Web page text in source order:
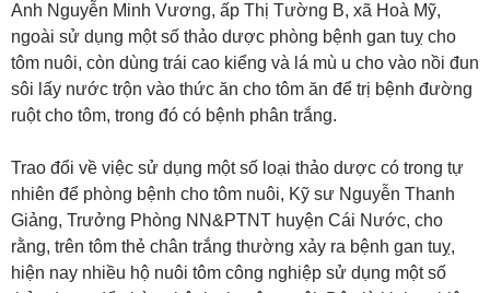
Anh Nguyễn Minh Vương, ấp Thị Tường B, xã Hoà Mỹ,
ngoài sử dụng một số thảo dược phòng bệnh gan tuỵ cho
tôm nuôi, còn dùng trái cao kiểng và lá mù u cho vào nồi đun
sôi lấy nước trộn vào thức ăn cho tôm ăn để trị bệnh đường
ruột cho tôm, trong đó có bệnh phân trắng.
Trao đổi về việc sử dụng một số loại thảo dược có trong tự
nhiên để phòng bệnh cho tôm nuôi, Kỹ sư Nguyễn Thanh
Giảng, Trưởng Phòng NN&PTNT huyện Cái Nước, cho
rằng, trên tôm thẻ chân trắng thường xảy ra bệnh gan tuỵ,
hiện nay nhiều hộ nuôi tôm công nghiệp sử dụng một số